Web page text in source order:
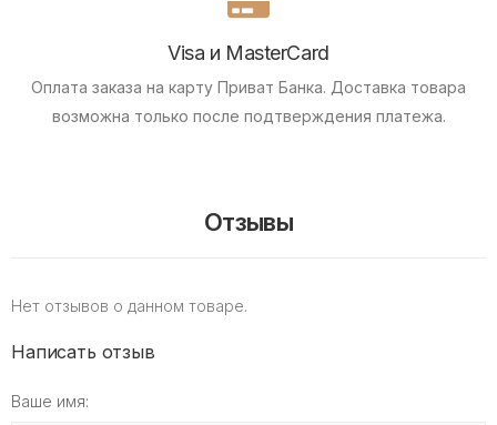
Visa и MasterCard
Оплата заказа на карту Приват Банка. Доставка товара
возможна только после подтверждения платежа.
Отзывы
Нет отзывов о данном товаре.
Написать отзыв
Ваше имя: